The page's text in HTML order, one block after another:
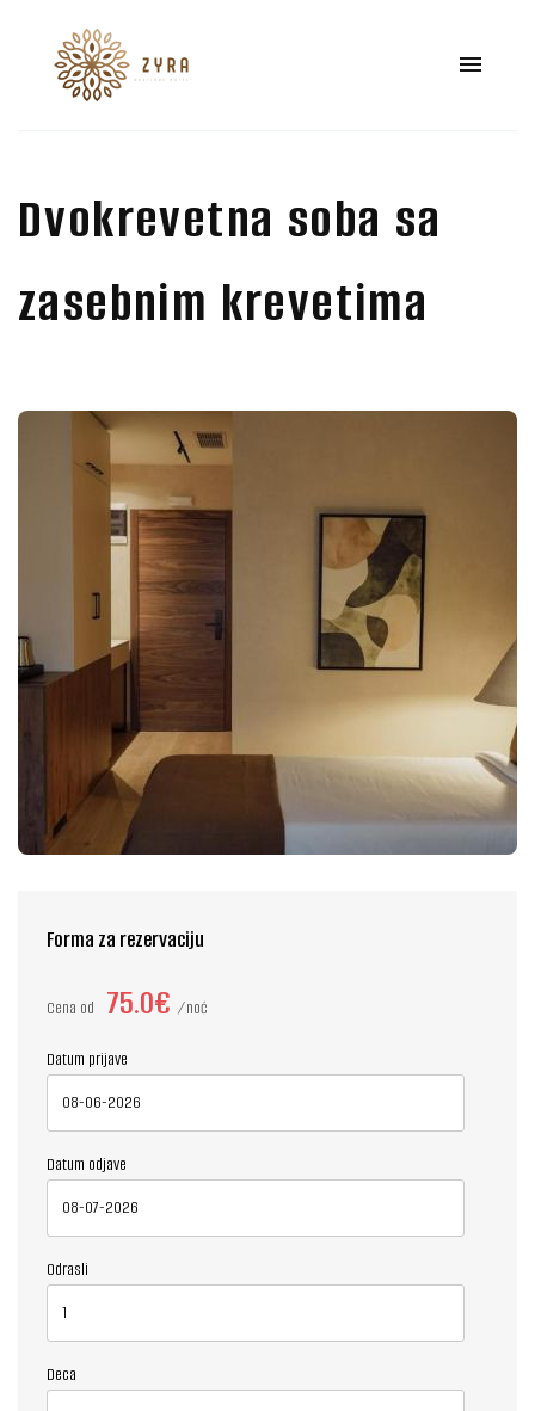
Dvokrevetna soba sa
zasebnim krevetima
Forma za rezervaciju
Cena od 75.0€ noć
Datum prijave
Datum odjave
Odrasli
Deca